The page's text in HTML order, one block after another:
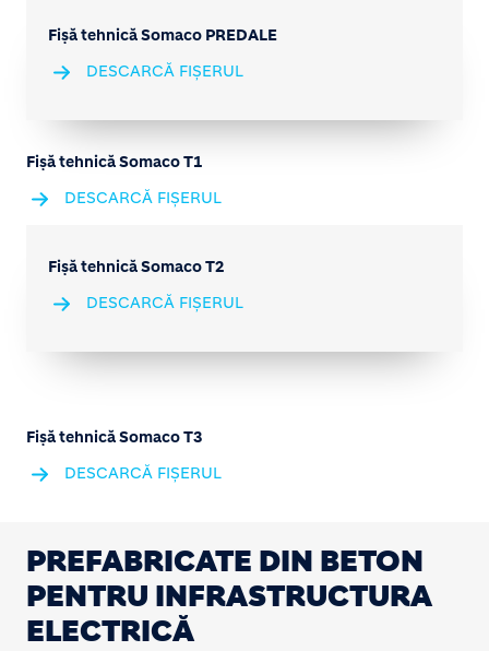
Fișă tehnică Somaco PREDALE
DESCARCĂ FIȘERUL
Fișă tehnică Somaco T1
DESCARCĂ FIȘERUL
Fișă tehnică Somaco T2
DESCARCĂ FIȘERUL
Fișă tehnică Somaco T3
DESCARCĂ FIȘERUL
PREFABRICATE DIN BETON
PENTRU INFRASTRUCTURA
ELECTRICĂ